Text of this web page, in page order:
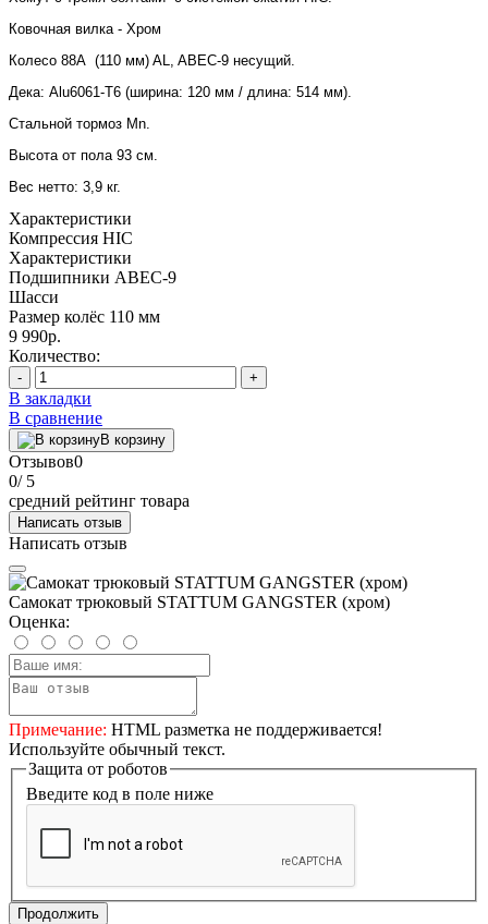
Ковочная вилка - Хром
Колесо 88A (110 мм) AL, ABEC-9 несущий.
Дека: Alu6061-T6 (ширина: 120 мм / длина: 514 мм).
Стальной тормоз Mn.
Высота от пола 93 см.
Вес нетто: 3,9 кг.
Характеристики
Компрессия HIC
Характеристики
Подшипники ABEC-9
Шасси
Размер колёс 110 мм
9 990р.
Количество:
- +
В закладки
В сравнение
В корзину
Отзывов0
0/ 5
средний рейтинг товара
Написать отзыв
Написать отзыв
Самокат трюковый STATTUM GANGSTER (хром)
Оценка:
Примечание: HTML разметка не поддерживается!
Используйте обычный текст.
Защита от роботов
Введите код в поле ниже
Продолжить